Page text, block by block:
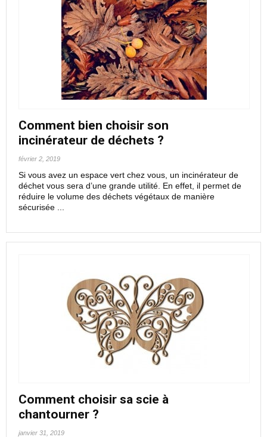
Comment bien choisir son
incinérateur de déchets ?
février 2, 2019
Si vous avez un espace vert chez vous, un incinérateur de
déchet vous sera d’une grande utilité. En effet, il permet de
réduire le volume des déchets végétaux de manière
sécurisée ...
Comment choisir sa scie à
chantourner ?
janvier 31, 2019